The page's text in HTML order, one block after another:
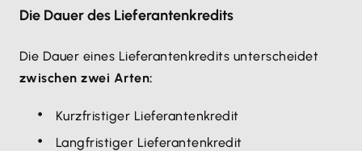
Die Dauer des Lieferantenkredits
Die Dauer eines Lieferantenkredits unterscheidet
zwischen zwei Arten:
Kurzfristiger Lieferantenkredit
Langfristiger Lieferantenkredit